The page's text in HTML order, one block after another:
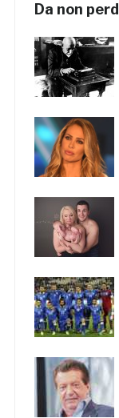
Da non